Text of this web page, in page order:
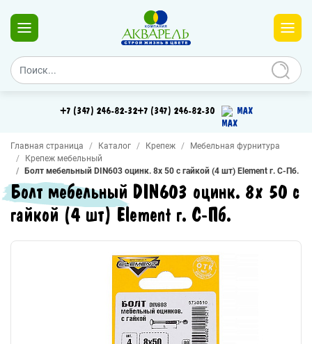
+7 (347) 246-82-32+7 (347) 246-82-30 MAX
Главная страница Каталог Крепеж
Мебельная фурнитура
Крепеж мебельный
Болт мебельный DIN603 оцинк. 8х 50 с гайкой (4 шт) Element г. С-Пб.
Болт мебельный DIN603 оцинк. 8х 50 с
гайкой (4 шт) Element г. С-Пб.